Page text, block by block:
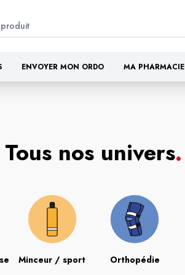
ENVOYER MON ORDO MA PHARMACIE
Tous nos univers.
Minceur / sport Orthopédie